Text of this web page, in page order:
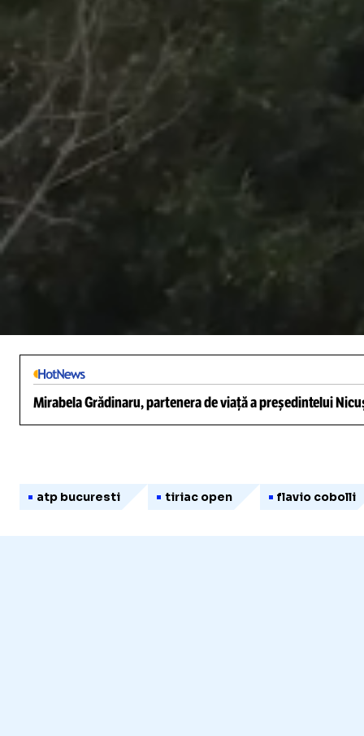
Mirabela Grădinaru, partenera de viață a președintelui
atp bucuresti tiriac open flavio cobolli